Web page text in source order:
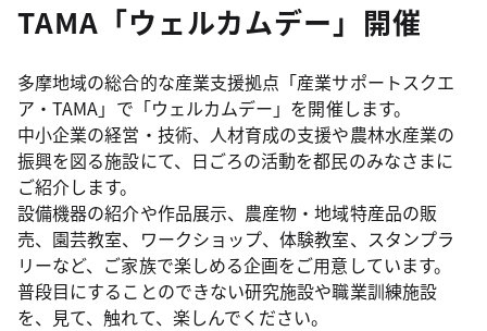
TAMA「ウェルカムデー」開催
多摩地域の総合的な産業支援拠点「産業サポートスクエ
ア・TAMA」で「ウェルカムデー」を開催します。
中小企業の経営・技術、人材育成の支援や農林水産業の
振興を図る施設にて、日ごろの活動を都民のみなさまに
ご紹介します。
設備機器の紹介や作品展示、農産物・地域特産品の販
売、園芸教室、ワークショップ、体験教室、スタンプラ
リーなど、ご家族で楽しめる企画をご用意しています。
普段目にすることのできない研究施設や職業訓練施設
を、見て、触れて、楽しんでください。